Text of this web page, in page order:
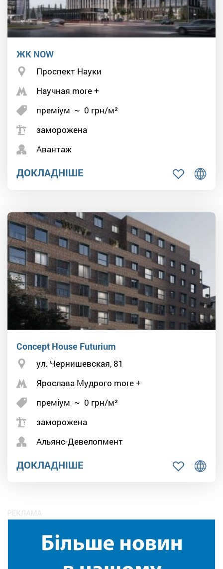
ЖК NOW
Проспект Науки
Научная more +
преміум ~ 0 грн/м²
заморожена
Авантаж
ДОКЛАДНІШЕ
Concept House Futurium
ул. Чернишевская, 81
Ярослава Мудрого more +
преміум ~ 0 грн/м²
заморожена
Альянс-Девелопмент
ДОКЛАДНІШЕ